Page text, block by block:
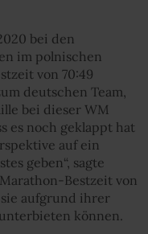
bei den
im polnischen
von 70:49
deutschen Team,
bei dieser WM
es noch geklappt hat
auf ein
geben“, sagte
Bestzeit von
aufgrund ihrer
können.